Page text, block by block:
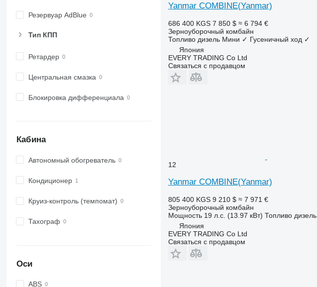
Резервуар AdBlue
Тип КПП
Ретардер
Центральная смазка
Блокировка дифференциала
Кабина
Автономный обогреватель
Кондиционер
Круиз-контроль (темпомат)
Тахограф
Оси
ABS
Yanmar COMBINE(Yanmar)
686 400 KGS 7 850 $ ≈ 6 794 €
Зерноуборочный комбайн
Топливо дизель Мини ✓ Гусеничный ход ✓
Япония
EVERY TRADING Co Ltd
Связаться с продавцом
12
Yanmar COMBINE(Yanmar)
805 400 KGS 9 210 $ ≈ 7 971 €
Зерноуборочный комбайн
Мощность 19 л.с. (13.97 кВт) Топливо дизель
Япония
EVERY TRADING Co Ltd
Связаться с продавцом